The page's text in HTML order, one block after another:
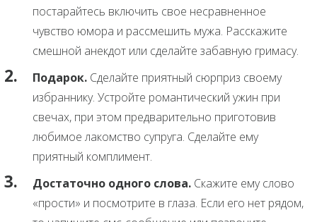
постарайтесь включить свое несравненное
чувство юмора и рассмешить мужа. Расскажите
смешной анекдот или сделайте забавную гримасу.
Подарок. Сделайте приятный сюрприз своему
избраннику. Устройте романтический ужин при
свечах, при этом предварительно приготовив
любимое лакомство супруга. Сделайте ему
приятный комплимент.
Достаточно одного слова. Скажите ему слово
«прости» и посмотрите в глаза. Если его нет рядом,